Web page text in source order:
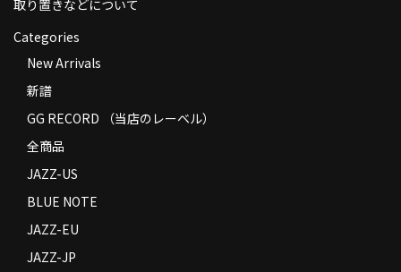
コンディション
Privacy Policy
特定商取引法に基づく表示
Contact
取り置きなどについて
Categories
New Arrivals
新譜
GG RECORD （当店のレーベル）
全商品
JAZZ-US
BLUE NOTE
JAZZ-EU
JAZZ-JP